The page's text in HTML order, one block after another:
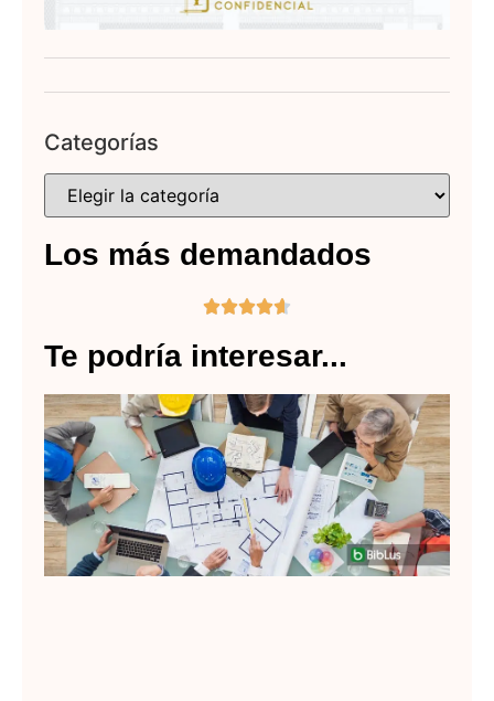
Categorías
Los más demandados

Te podría interesar...